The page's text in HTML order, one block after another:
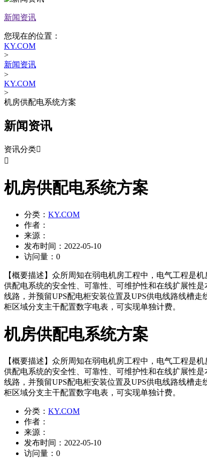
新闻资讯
您现在的位置：
KY.COM
>
新闻资讯
>
KY.COM
>
机房供配电系统方案
新闻资讯
资讯分类

机房供配电系统方案
分类： KY.COM
作者：
来源：
发布时间： 2022-05-10
访问量： 0
【概要描述】 众所周知在弱电机房工程中，电气工程是
供配电系统的安全性、可靠性、可维护性和在线扩展性
线路，并预留UPS配电柜安装位置及UPS供电线路线槽
柜区域分支主干配置数字电表，可实现单独计费。
机房供配电系统方案
【概要描述】 众所周知在弱电机房工程中，电气工程是
供配电系统的安全性、可靠性、可维护性和在线扩展性
线路，并预留UPS配电柜安装位置及UPS供电线路线槽
柜区域分支主干配置数字电表，可实现单独计费。
分类： KY.COM
作者：
来源：
发布时间： 2022-05-10
访问量： 0